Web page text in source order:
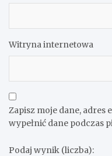
Witryna internetowa
Zapisz moje dane, adres
wypełnić dane podczas
Podaj wynik (liczba):